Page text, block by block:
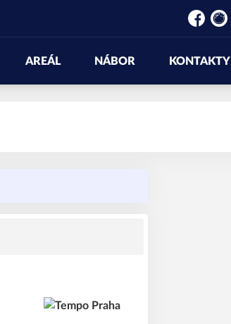
Facebook
Rajče
AREÁL NÁBOR KONTAKTY